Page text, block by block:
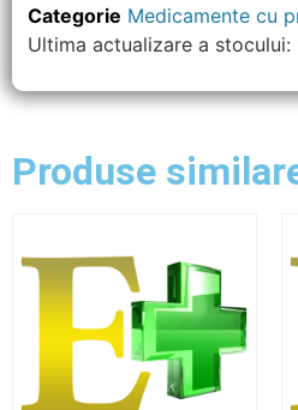
Categorie Medicamente cu
Ultima actualizare a stocului:
Produse